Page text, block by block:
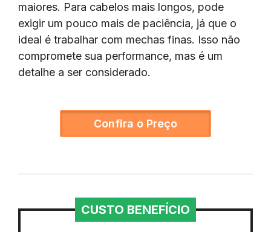
maiores. Para cabelos mais longos, pode
exigir um pouco mais de paciência, já que o
ideal é trabalhar com mechas finas. Isso não
compromete sua performance, mas é um
detalhe a ser considerado.
Confira o Preço
CUSTO BENEFÍCIO